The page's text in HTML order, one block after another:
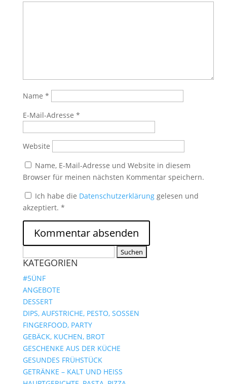
Name *
E-Mail-Adresse *
Website
Name, E-Mail-Adresse und Website in diesem
Browser für meinen nächsten Kommentar speichern.
Ich habe die Datenschutzerklärung gelesen und
akzeptiert. *
nach:
KATEGORIEN
#5ÜNF
ANGEBOTE
DESSERT
DIPS, AUFSTRICHE, PESTO, SOSSEN
FINGERFOOD, PARTY
GEBÄCK, KUCHEN, BROT
GESCHENKE AUS DER KÜCHE
GESUNDES FRÜHSTÜCK
GETRÄNKE – KALT UND HEISS